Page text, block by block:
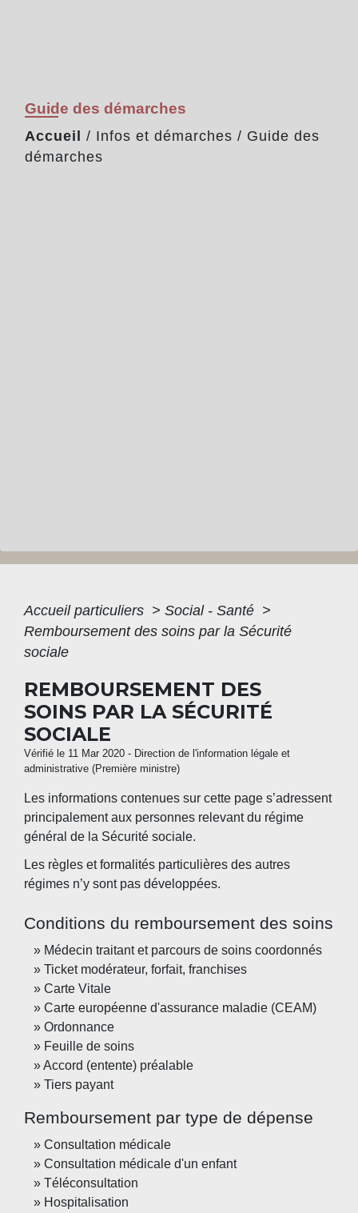
Guide des démarches
Accueil / Infos et démarches / Guide des
démarches
Accueil particuliers > Social - Santé >
Remboursement des soins par la Sécurité
sociale
REMBOURSEMENT DES
SOINS PAR LA SÉCURITÉ
SOCIALE
Vérifié le 11 Mar 2020 - Direction de l'information légale et
administrative (Première ministre)
Les informations contenues sur cette page s’adressent
principalement aux personnes relevant du régime
général de la Sécurité sociale.
Les règles et formalités particulières des autres
régimes n’y sont pas développées.
Conditions du remboursement des soins
Médecin traitant et parcours de soins coordonnés
Ticket modérateur, forfait, franchises
Carte Vitale
Carte européenne d'assurance maladie (CEAM)
Ordonnance
Feuille de soins
Accord (entente) préalable
Tiers payant
Remboursement par type de dépense
Consultation médicale
Consultation médicale d'un enfant
Téléconsultation
Hospitalisation